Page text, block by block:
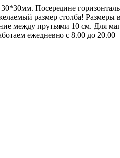
Посередине
размер столба!
между прутьями 10 см. Для
ежедневно с 8.00 до 20.00